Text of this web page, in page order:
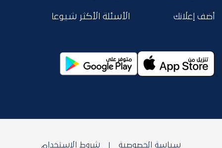
أضف إعلانك الأسئلة الأكثر شيوعا
سياسة الخصوصية شروط الاستخدام